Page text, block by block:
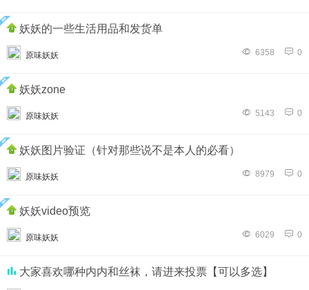
妖妖的一些生活用品和发货单
原味妖妖 6358 0
妖妖zone
原味妖妖 5143 0
妖妖图片验证（针对那些说不是本人的必看）
原味妖妖 8979 0
妖妖video预览
原味妖妖 6029 0
大家喜欢哪种内内和丝袜，请进来投票【可以多选】